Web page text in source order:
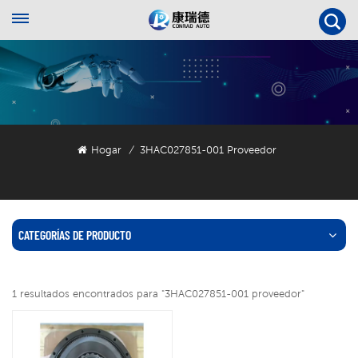
Hogar / 3HAC027851-001 Proveedor
CATEGORÍAS DE PRODUCTO
1 resultados encontrados para "3HAC027851-001 proveedor"